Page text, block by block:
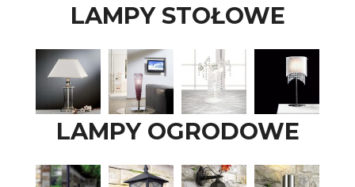
LAMPY STOŁOWE
LAMPY OGRODOWE